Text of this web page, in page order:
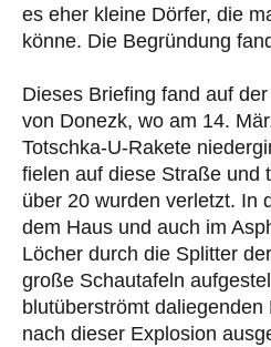
es eher kleine Dörfer, die
könne. Die Begründung
Dieses Briefing fand auf
von Donezk, wo am 14.
Totschka-U-Rakete
fielen auf diese Straße und
über 20 wurden verletzt. In
dem Haus und auch im
Löcher durch die Splitter
große Schautafeln
blutüberströmt
nach dieser Explosion